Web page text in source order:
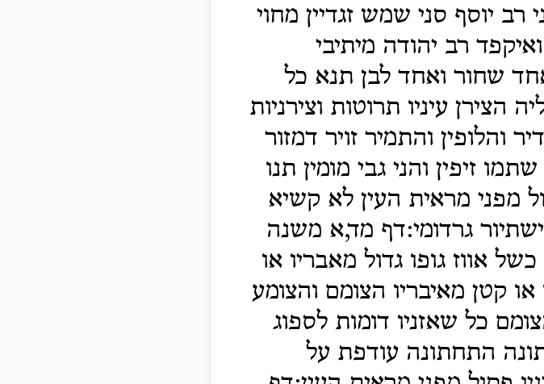
יוסף סני שמש זגדיין מחוי
רב יהודה מיתיבי
שחור ואחד לבן תנא כל
הצירן עיניו תרוטות וצירניות
והלופין והתמיר זויר דמזור
זיפין והני גבי מומין תנו
מפני מראית העין לא קשיא
גרדומי:דף מד,א משנה
אווז גופו גדול מאבריו או
קטן מאיבריו הצומם והצומע
כל שאזניו דומות לספוג
התחתונה עודפת על